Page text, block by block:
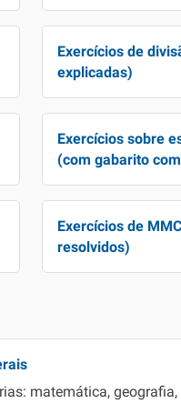
Exercícios de
explicadas)
Exercícios sobre
(com gabarito
Exercícios de
resolvidos)
matemática,